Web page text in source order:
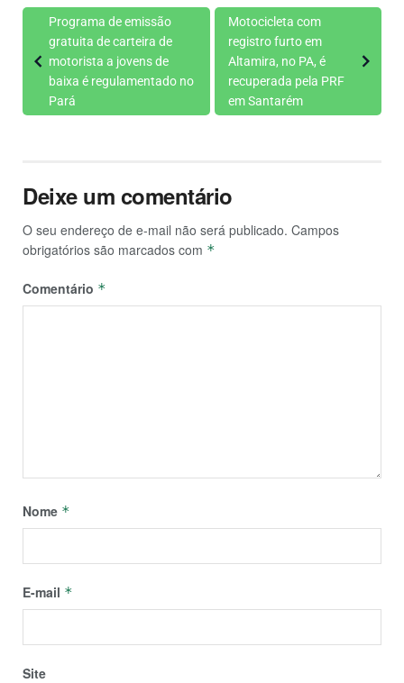
Programa de emissão
gratuita de carteira de
motorista a jovens de
baixa é regulamentado no
Pará
Motocicleta com
registro furto em
Altamira, no PA, é
recuperada pela PRF
em Santarém
Deixe um comentário
O seu endereço de e-mail não será publicado. Campos
obrigatórios são marcados com *
Comentário *
Nome *
E-mail *
Site